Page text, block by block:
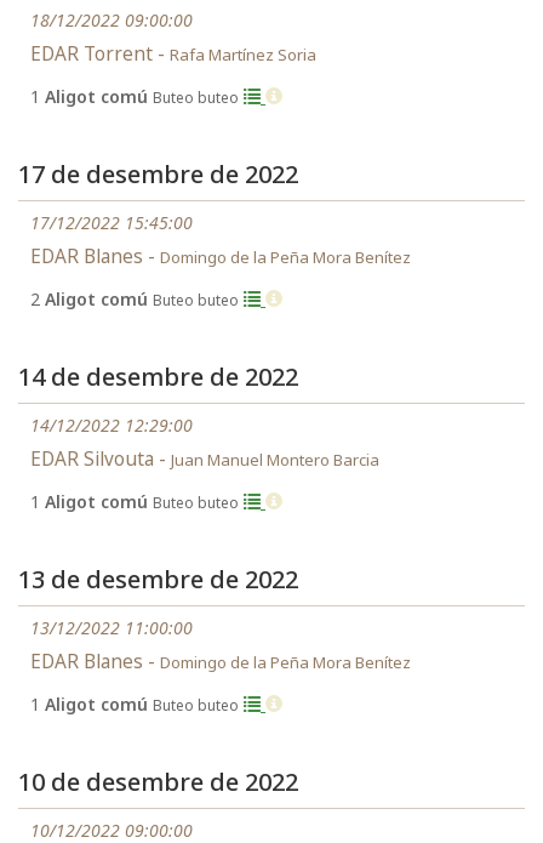
18/12/2022 09:00:00
EDAR Torrent - Rafa Martínez Soria
1 Aligot comú Buteo buteo
17 de desembre de 2022
17/12/2022 15:45:00
EDAR Blanes - Domingo de la Peña Mora Benítez
2 Aligot comú Buteo buteo
14 de desembre de 2022
14/12/2022 12:29:00
EDAR Silvouta - Juan Manuel Montero Barcia
1 Aligot comú Buteo buteo
13 de desembre de 2022
13/12/2022 11:00:00
EDAR Blanes - Domingo de la Peña Mora Benítez
1 Aligot comú Buteo buteo
10 de desembre de 2022
10/12/2022 09:00:00